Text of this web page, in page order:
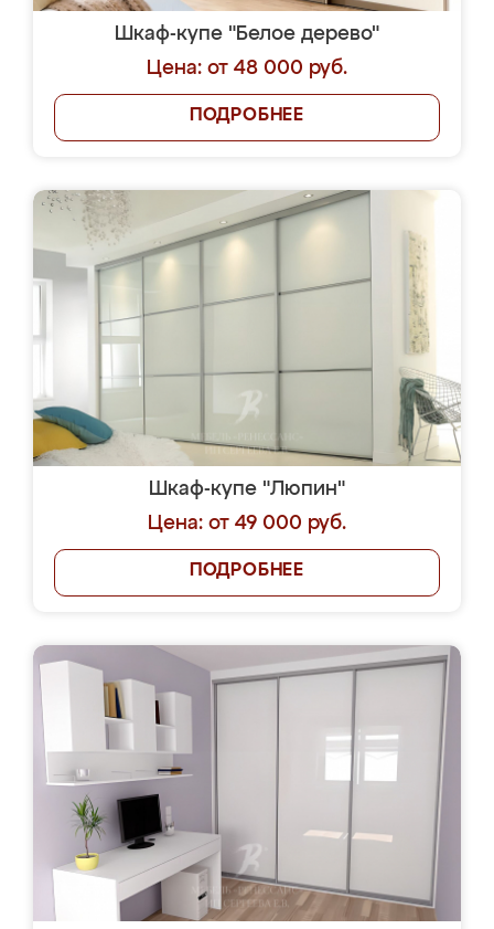
Шкаф-купе "Белое дерево"
Цена: от 48 000 руб.
ПОДРОБНЕЕ
Шкаф-купе "Люпин"
Цена: от 49 000 руб.
ПОДРОБНЕЕ